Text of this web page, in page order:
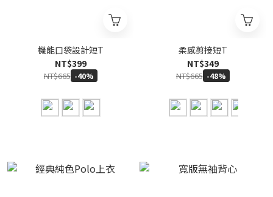
機能口袋設計短T
NT$399
NT$665 -40%
柔感剪接短T
NT$349
NT$665 -48%